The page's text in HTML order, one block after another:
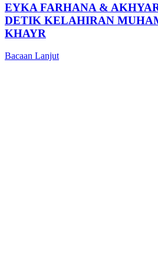
EYKA FARHANA &
DETIK KELAHIRAN
KHAYR
Bacaan Lanjut